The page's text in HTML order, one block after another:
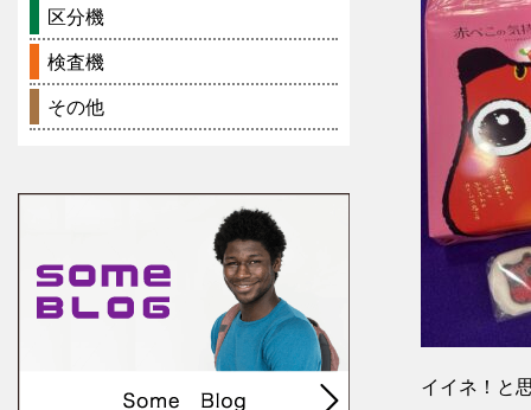
イイネ！と
区分機
検査機
その他